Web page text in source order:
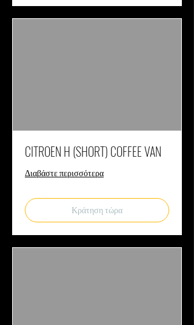
CITROEN H (SHORT) COFFEE VAN
Διαβάστε περισσότερα
Κράτηση τώρα